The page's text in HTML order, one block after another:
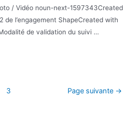
/ Vidéo noun-next-1597343Created
de l’engagement ShapeCreated with
de validation du suivi …
3 Page suivante →